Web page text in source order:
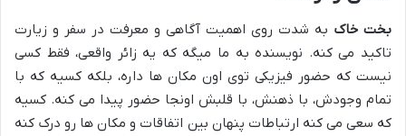
بخت خاک به شدت روی اهمیت آگاهی و معرفت در سفر و زیارت
تاکید می کنه. نویسنده به ما میگه که یه زائر واقعی، فقط کسی
نیست که حضور فیزیکی توی اون مکان ها داره، بلکه کسیه که با
تمام وجودش، با ذهنش، با قلبش اونجا حضور پیدا می کنه. کسیه
که سعی می کنه ارتباطات پنهان بین اتفاقات و مکان ها رو درک کنه